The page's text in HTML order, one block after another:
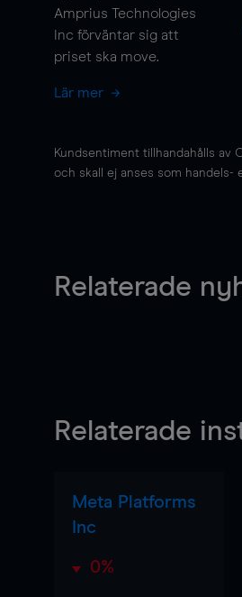
Amprius Technologies
Inc förväntar sig att
priset ska move.
Lär mer
Kundsentiment tillhandahålls av
och skall ej anses som handels-
Relaterade
Relaterade
Meta Platforms
Inc
0%